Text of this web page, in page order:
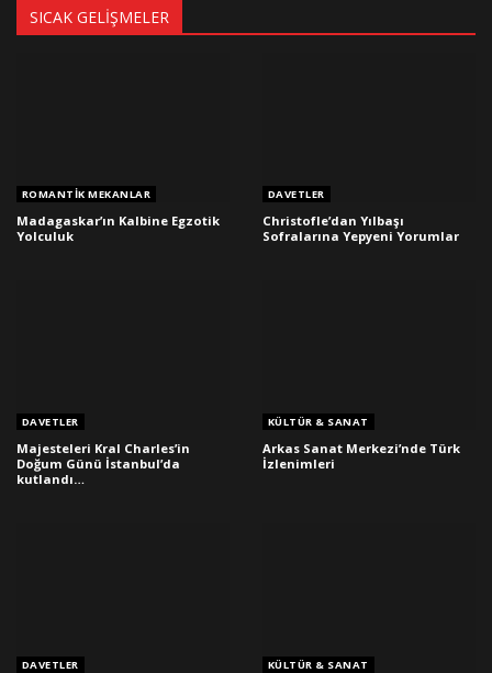
SICAK GELIŞMELER
ROMANTIK MEKANLAR
Madagaskar’ın Kalbine Egzotik
Yolculuk
DAVETLER
Christofle’dan Yılbaşı
Sofralarına Yepyeni Yorumlar
DAVETLER
Majesteleri Kral Charles’in
Doğum Günü İstanbul’da
kutlandı…
KÜLTÜR & SANAT
Arkas Sanat Merkezi’nde Türk
İzlenimleri
DAVETLER KÜLTÜR & SANAT